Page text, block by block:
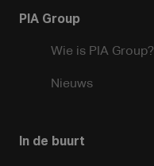
PIA Group
Wie is PIA Group?
Nieuws
In de buurt